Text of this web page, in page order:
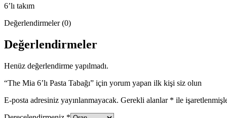
6’lı takım
Değerlendirmeler (0)
Değerlendirmeler
Henüz değerlendirme yapılmadı.
“The Mia 6’lı Pasta Tabağı” için yorum yapan ilk kişi siz olun
E-posta adresiniz yayınlanmayacak. Gerekli alanlar * ile